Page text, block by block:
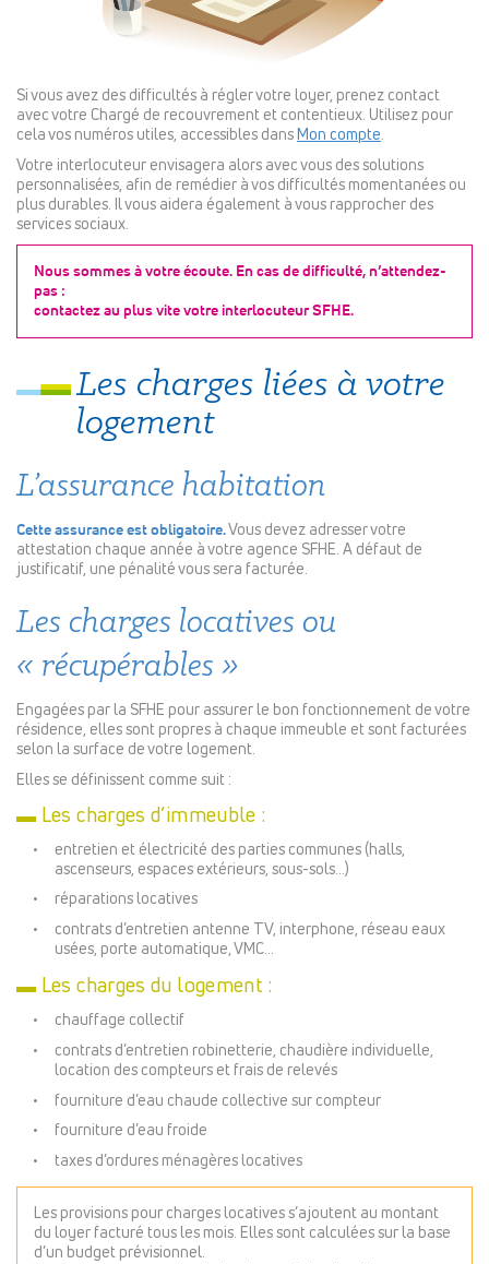
Si vous avez des difficultés à régler votre loyer, prenez contact
avec votre Chargé de recouvrement et contentieux. Utilisez pour
cela vos numéros utiles, accessibles dans Mon compte
Votre interlocuteur envisagera alors avec vous des solutions
personnalisées, afin de remédier à vos difficultés momentanées ou
plus durables. Il vous aidera également à vous rapprocher des
services sociaux.
Nous sommes à votre écoute. En cas de difficulté, n’attendez-
pas :
contactez au plus vite votre interlocuteur SFHE.
Les charges liées à votre
logement
L’assurance habitation
Cette assurance est obligatoire.Vous devez adresser votre
attestation chaque année à votre agence SFHE. A défaut de
justificatif, une pénalité vous sera facturée.
Les charges locatives ou
« récupérables »
Engagées par la SFHE pour assurer le bon fonctionnement de votre
résidence, elles sont propres à chaque immeuble et sont facturées
selon la surface de votre logement.
Elles se définissent comme suit :
▬ Les charges d’immeuble :
entretien et électricité des parties communes (halls,
ascenseurs, espaces extérieurs, sous-sols…)
réparations locatives
contrats d’entretien antenne TV, interphone, réseau eaux
usées, porte automatique, VMC…
▬ Les charges du logement :
chauffage collectif
contrats d’entretien robinetterie, chaudière individuelle,
location des compteurs et frais de relevés
fourniture d’eau chaude collective sur compteur
fourniture d’eau froide
taxes d’ordures ménagères locatives
Les provisions pour charges locatives s’ajoutent au montant
du loyer facturé tous les mois. Elles sont calculées sur la base
d’un budget prévisionnel.